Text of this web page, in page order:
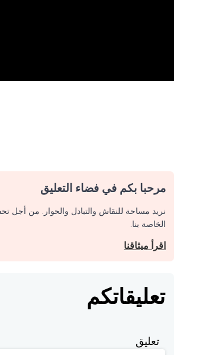
مرحبا بكم في فضاء التعليق
نريد مساحة للنقاش والتبادل والحوار. من أجل
الخاصة بنا.
اقرأ ميثاقنا
تعليقاتكم
تعليق